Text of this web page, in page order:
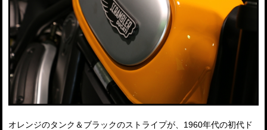
オレンジのタンク＆ブラックのストライプが、1960年代の初代ド